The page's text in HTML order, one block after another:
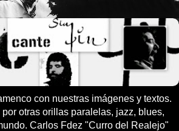
con nuestras imágenes y textos.
otras orillas paralelas, jazz, blues,
Carlos Fdez "Curro del Realejo"